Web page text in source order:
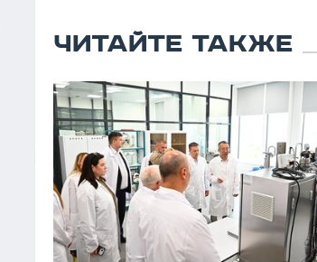
ЧИТАЙТЕ ТАКЖЕ